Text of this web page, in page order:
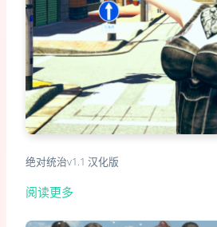
绝对统治v1.1 汉化版
阅读更多